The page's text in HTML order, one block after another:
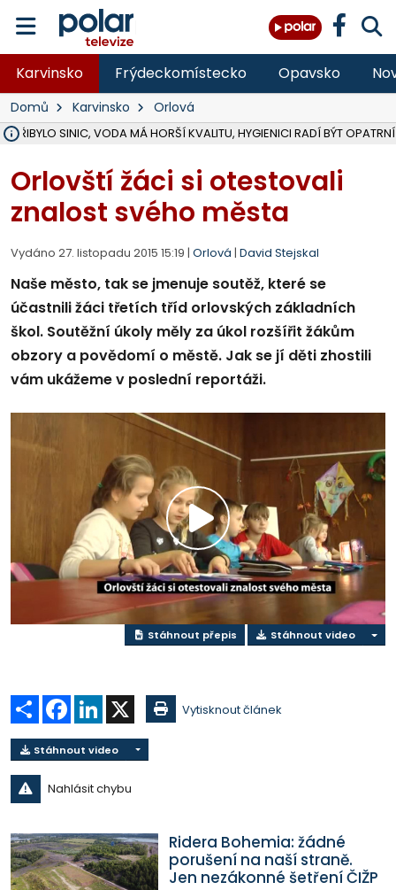
Karvinsko Frýdeckomístecko Opavsko
Domů Karvinsko Orlová
PŘIBYLO SINIC, VODA MÁ HORŠÍ KVALITU, HYGIENICI RADÍ BÝT OPATRNÍ
Orlovští žáci si otestovali
znalost svého města
Vydáno 27. listopadu 2015 15:19 | Orlová | David Stejskal
Naše město, tak se jmenuje soutěž, které se
účastnili žáci třetích tříd orlovských základních
škol. Soutěžní úkoly měly za úkol rozšířit žákům
obzory a povědomí o městě. Jak se jí děti zhostili
vám ukážeme v poslední reportáži.
Přehrát
video
Stáhnout přepis Stáhnout video
Sdílet Facebook
LinkedIn Vytisknout článek
Stáhnout video
Nahlásit chybu
Ridera Bohemia: žádné
porušení na naší straně.
Jen nezákonné šetření ČIŽP